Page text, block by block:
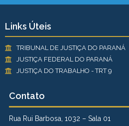
Links Úteis
TRIBUNAL DE JUSTIÇA DO PARANÁ
JUSTIÇA FEDERAL DO PARANÁ
JUSTIÇA DO TRABALHO - TRT 9
Contato
Rua Rui Barbosa, 1032 – Sala 01